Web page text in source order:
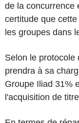
de la concurrence
certitude que
les groupes dans
Selon le protocole
prendra à sa
Groupe Iliad 31%
l'acquisition de